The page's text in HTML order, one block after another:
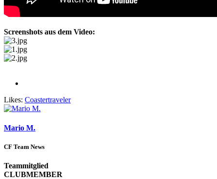
Screenshots aus dem Video:
Likes: Coastertraveler
Mario M.
CF Team News
Teammitglied
CLUBMEMBER